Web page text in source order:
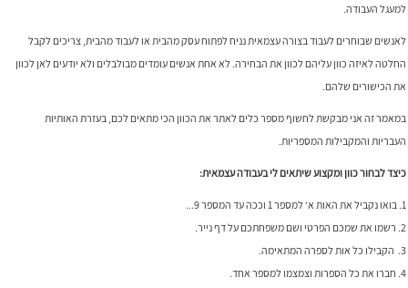
למעגל העבודה.
לאנשים שבוחרים לעבוד בצורה עצמאית נניח לפתוח עסק מהבית או לעבוד מהבית, צריכים לקבל
החלטה לאיזה כוון עליהם לכוון את הבחירה. לא אחת אנשים עומדים מבולבלים ולא יודעים לאן לכוון
את הכישורים שלהם.
במאמר זה אני מבקשת לחשוף מספר כלים לאתר את הכוון הכי מתאים לכם, בעזרת האותיות
העבריות והמקבילות המספריות.
כיצד לבחור כוון ומקצוע שיתאים לי בעבודה עצמאית:
1. בואו נקביל את האות א‘ למספר 1 וככה עד המספר 9...
2. רשמו את שמכם הפרטי ושם משפחתכם על דף נייר.
3. הקבילו כל אות לספרה המתאימה.
4. חברו את כל הספרות וצמצמו למספר אחד.